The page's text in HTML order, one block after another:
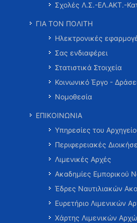
Σχολές Λ.Σ.-ΕΛ.ΑΚΤ.-
ΓΙΑ ΤΟΝ ΠΟΛΙΤΗ
Ηλεκτρονικές
Σας ενδιαφέρει
Στατιστικά Στοιχεία
Κοινωνικό Έργο -
Νομοθεσία
ΕΠΙΚΟΙΝΩΝΙΑ
Υπηρεσίες του
Περιφερειακές
Λιμενικές Αρχές
Ακαδημίες Εμπορικού
Έδρες Ναυτιλιακών
Ευρετήριο Λιμενικών
Χάρτης Λιμενικών